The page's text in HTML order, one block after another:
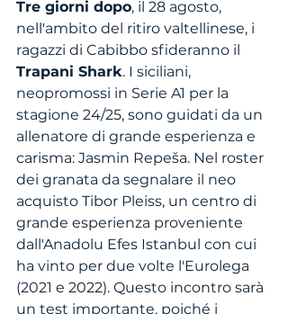
Tre giorni dopo, il 28 agosto,
nell'ambito del ritiro valtellinese, i
ragazzi di Cabibbo sfideranno il
Trapani Shark. I siciliani,
neopromossi in Serie A1 per la
stagione 24/25, sono guidati da un
allenatore di grande esperienza e
carisma: Jasmin Repeša. Nel roster
dei granata da segnalare il neo
acquisto Tibor Pleiss, un centro di
grande esperienza proveniente
dall'Anadolu Efes Istanbul con cui
ha vinto per due volte l'Eurolega
(2021 e 2022). Questo incontro sarà
un test importante, poiché i